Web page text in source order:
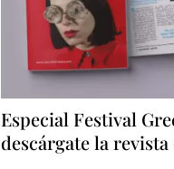
Especial Festival
descárgate la revista